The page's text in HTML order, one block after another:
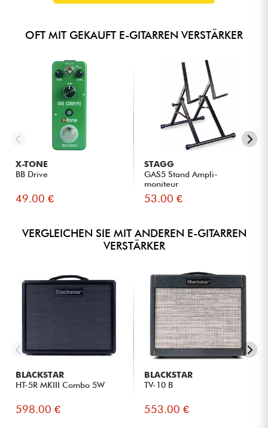
OFT MIT GEKAUFT E-GITARREN VERSTÄRKER
X-TONE
BB Drive
49.00 €
STAGG
GAS5 Stand Ampli-
moniteur
53.00 €
VERGLEICHEN SIE MIT ANDEREN E-GITARREN
VERSTÄRKER
BLACKSTAR
HT-5R MKIII Combo 5W
598.00 €
BLACKSTAR
TV-10 B
553.00 €